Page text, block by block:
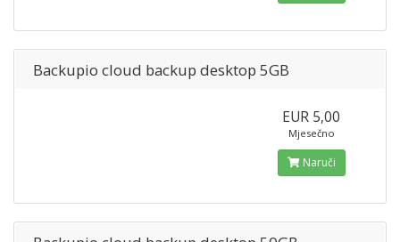
Backupio cloud backup desktop 5GB
EUR 5,00
Mjesečno
Naruči